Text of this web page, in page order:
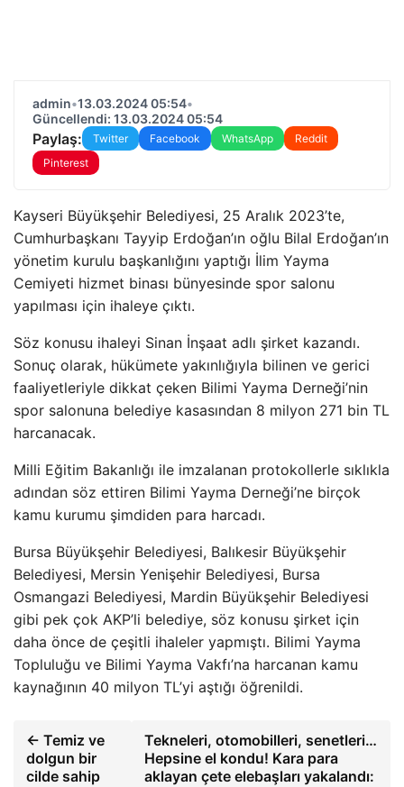
admin•13.03.2024 05:54•
Güncellendi: 13.03.2024 05:54
Paylaş: Twitter Facebook WhatsApp
Reddit
Pinterest
Kayseri Büyükşehir Belediyesi, 25 Aralık 2023’te,
Cumhurbaşkanı Tayyip Erdoğan’ın oğlu Bilal Erdoğan’ın
yönetim kurulu başkanlığını yaptığı İlim Yayma
Cemiyeti hizmet binası bünyesinde spor salonu
yapılması için ihaleye çıktı.
Söz konusu ihaleyi Sinan İnşaat adlı şirket kazandı.
Sonuç olarak, hükümete yakınlığıyla bilinen ve gerici
faaliyetleriyle dikkat çeken Bilimi Yayma Derneği’nin
spor salonuna belediye kasasından 8 milyon 271 bin TL
harcanacak.
Milli Eğitim Bakanlığı ile imzalanan protokollerle sıklıkla
adından söz ettiren Bilimi Yayma Derneği’ne birçok
kamu kurumu şimdiden para harcadı.
Bursa Büyükşehir Belediyesi, Balıkesir Büyükşehir
Belediyesi, Mersin Yenişehir Belediyesi, Bursa
Osmangazi Belediyesi, Mardin Büyükşehir Belediyesi
gibi pek çok AKP’li belediye, söz konusu şirket için
daha önce de çeşitli ihaleler yapmıştı. Bilimi Yayma
Topluluğu ve Bilimi Yayma Vakfı’na harcanan kamu
kaynağının 40 milyon TL’yi aştığı öğrenildi.
← Temiz ve
dolgun bir
cilde sahip
Tekneleri, otomobilleri, senetleri…
Hepsine el kondu! Kara para
aklayan çete elebaşları yakalandı: